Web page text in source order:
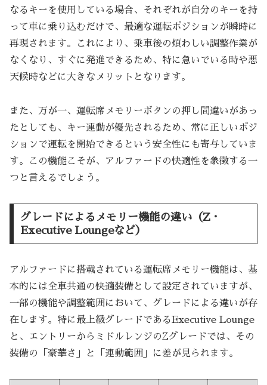
なるキーを使用している場合、それぞれが自分のキーを持
って車に乗り込むだけで、最適な運転ポジションが瞬時に
再現されます。これにより、乗車後の煩わしい調整作業が
なくなり、すぐに発進できるため、特に急いでいる時や悪
天候時などに大きなメリットとなります。
また、万が一、運転席メモリーボタンの押し間違いがあっ
たとしても、キー連動が優先されるため、常に正しいポジ
ションで運転を開始できるという安全性にも寄与していま
す。この機能こそが、アルファードの快適性を象徴する一
つと言えるでしょう。
グレードによるメモリー機能の違い（Z・
Executive Loungeなど）
アルファードに搭載されている運転席メモリー機能は、基
本的には全車共通の快適装備として設定されていますが、
一部の機能や調整範囲において、グレードによる違いが存
在します。特に最上級グレードであるExecutive Lounge
と、エントリーからミドルレンジのZグレードでは、その
装備の「豪華さ」と「連動範囲」に差が見られます。